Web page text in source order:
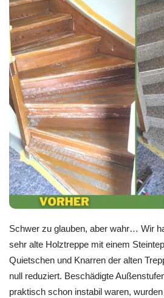
Schwer zu glauben, aber wahr… Wir
sehr alte Holztreppe mit einem
Quietschen und Knarren der alten
null reduziert. Beschädigte
praktisch schon instabil waren,